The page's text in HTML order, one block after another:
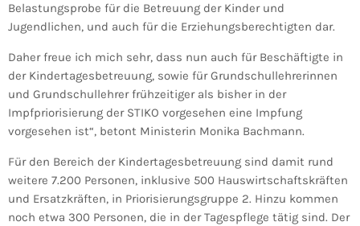
Belastungsprobe für die Betreuung der Kinder und
Jugendlichen, und auch für die Erziehungsberechtigten dar.
Daher freue ich mich sehr, dass nun auch für Beschäftigte in
der Kindertagesbetreuung, sowie für Grundschullehrerinnen
und Grundschullehrer frühzeitiger als bisher in der
Impfpriorisierung der STIKO vorgesehen eine Impfung
vorgesehen ist“, betont Ministerin Monika Bachmann.
Für den Bereich der Kindertagesbetreuung sind damit rund
weitere 7.200 Personen, inklusive 500 Hauswirtschaftskräften
und Ersatzkräften, in Priorisierungsgruppe 2. Hinzu kommen
noch etwa 300 Personen, die in der Tagespflege tätig sind. Der